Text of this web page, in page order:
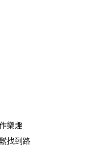
樂趣
找到路